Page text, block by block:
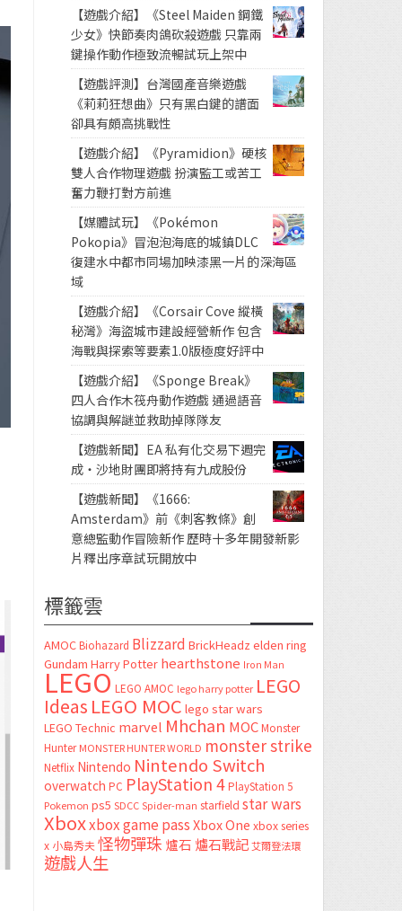
【遊戲介紹】《Steel Maiden 鋼鐵
少女》快節奏肉鴿砍殺遊戲 只靠兩
鍵操作動作極致流暢試玩上架中
【遊戲評測】台灣國產音樂遊戲
《莉莉狂想曲》只有黑白鍵的譜面
卻具有頗高挑戰性
【遊戲介紹】《Pyramidion》硬核
雙人合作物理遊戲 扮演監工或苦工
奮力鞭打對方前進
【媒體試玩】《Pokémon
Pokopia》冒泡泡海底的城鎮DLC
復建水中都市同場加映漆黑一片的深海區
域
【遊戲介紹】《Corsair Cove 縱橫
秘灣》海盜城市建設經營新作 包含
海戰與探索等要素1.0版極度好評中
【遊戲介紹】《Sponge Break》
四人合作木筏舟動作遊戲 通過語音
協調與解謎並救助掉隊隊友
【遊戲新聞】EA 私有化交易下週完
成・沙地財團即將持有九成股份
【遊戲新聞】《1666:
Amsterdam》前《刺客教條》創
意總監動作冒險新作 歷時十多年開發新影
片釋出序章試玩開放中
標籤雲
AMOC Biohazard Blizzard BrickHeadz elden ring
Gundam Harry Potter hearthstone Iron Man
LEGO LEGO AMOC lego harry potter LEGO
Ideas LEGO MOC lego star wars
LEGO Technic marvel Mhchan MOC Monster
Hunter MONSTER HUNTER WORLD monster strike
Netflix Nintendo Nintendo Switch
overwatch PC PlayStation 4 PlayStation 5
Pokemon ps5 SDCC Spider-man starfield star wars
Xboxxbox game passXbox One xbox series
x 小島秀夫怪物彈珠 爐石 爐石戰記艾爾登法環
遊戲人生